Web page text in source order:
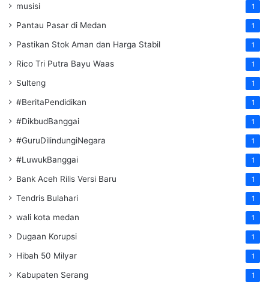
musisi 1
Pantau Pasar di Medan 1
Pastikan Stok Aman dan Harga Stabil 1
Rico Tri Putra Bayu Waas 1
Sulteng 1
#BeritaPendidikan 1
#DikbudBanggai 1
#GuruDilindungiNegara 1
#LuwukBanggai 1
Bank Aceh Rilis Versi Baru 1
Tendris Bulahari 1
wali kota medan 1
Dugaan Korupsi 1
Hibah 50 Milyar 1
Kabupaten Serang 1